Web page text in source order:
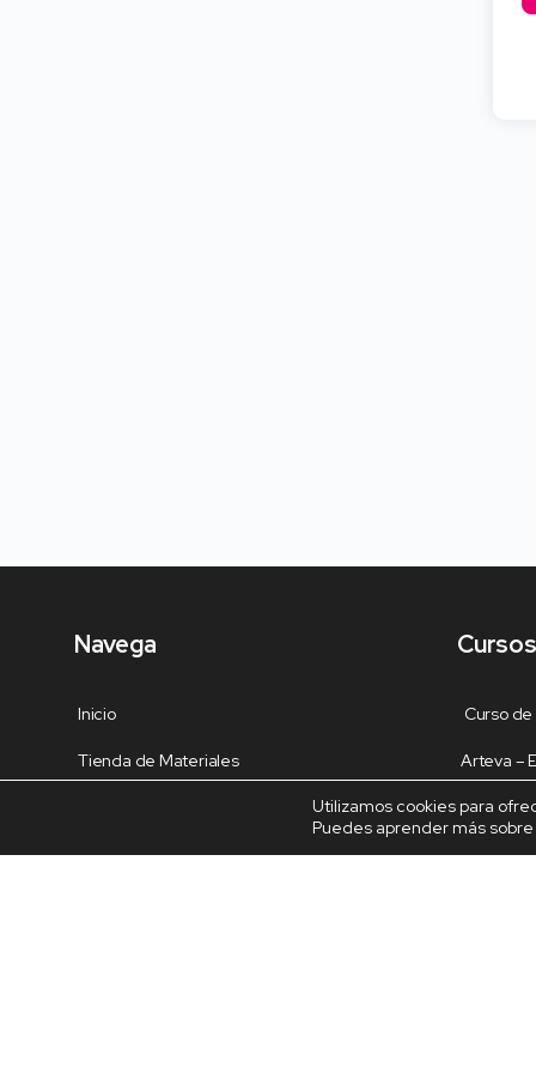
Navega
Inicio
Tienda de Materiales
Contacto
Curso
Arteva –
Dragón
Utilizamos cookies para
Puedes aprender más